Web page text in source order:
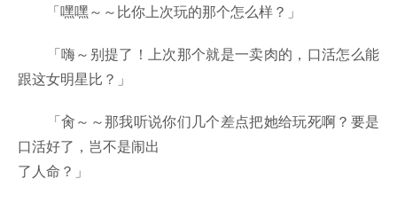
「嘿嘿～～比你上次玩的那个怎么样？」
「嗨～别提了！上次那个就是一卖肉的，口活怎么能
跟这女明星比？」
「肏～～那我听说你们几个差点把她给玩死啊？要是
口活好了，岂不是闹出
了人命？」